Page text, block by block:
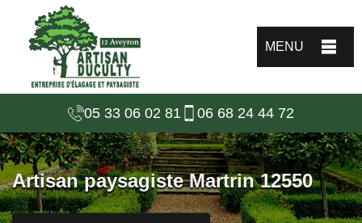
MENU
05 33 06 02 81 06 68 24 44 72
Artisan paysagiste Martrin 12550